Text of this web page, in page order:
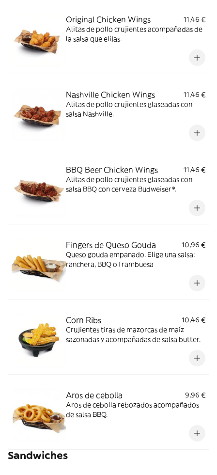
Original Chicken Wings
11,46 €
Alitas de pollo crujientes acompañadas de
la salsa que elijas.
Nashville Chicken Wings
11,46 €
Alitas de pollo crujientes glaseadas con
salsa Nashville.
BBQ Beer Chicken Wings
11,46 €
Alitas de pollo crujientes glaseadas con
salsa BBQ con cerveza Budweiser®.
Fingers de Queso Gouda
10,96 €
Queso gouda empanado. Elige una salsa:
ranchera, BBQ o frambuesa
Corn Ribs
10,46 €
Crujientes tiras de mazorcas de maíz
sazonadas y acompañadas de salsa butter.
Aros de cebolla
9,96 €
Aros de cebolla rebozados acompañados
de salsa BBQ.
Sandwiches